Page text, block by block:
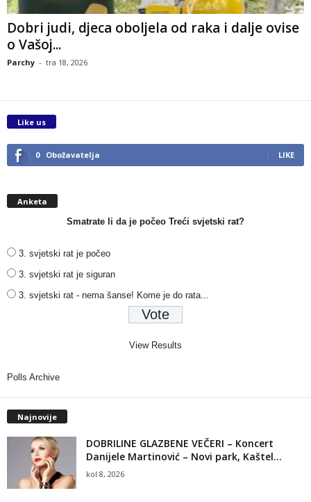
Dobri judi, djeca oboljela od raka i dalje ovise
o Vašoj...
Parchy - tra 18, 2026
Like us
0 Obožavatelja LIKE
Anketa
Smatrate li da je počeo Treći svjetski rat?
3. svjetski rat je počeo
3. svjetski rat je siguran
3. svjetski rat - nema šanse! Kome je do rata...
View Results
Polls Archive
Najnovije
DOBRILINE GLAZBENE VEČERI – Koncert
Danijele Martinović – Novi park, Kaštel...
kol 8, 2026